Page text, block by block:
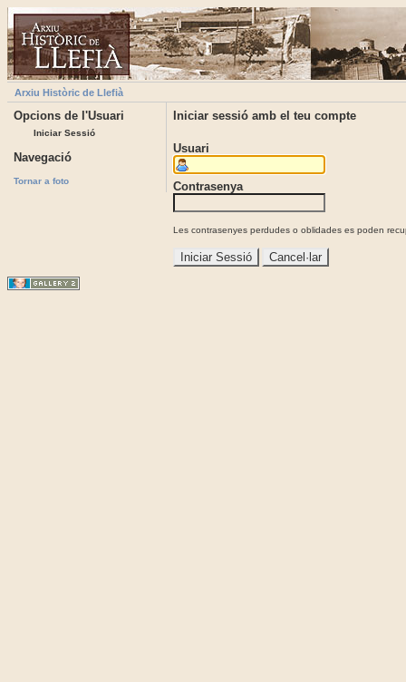
Arxiu Històric de Llefià
Opcions de l'Usuari
Iniciar Sessió
Navegació
Tornar a foto
Iniciar sessió amb el teu compte
Usuari
Contrasenya
Les contrasenyes perdudes o oblidades es poden